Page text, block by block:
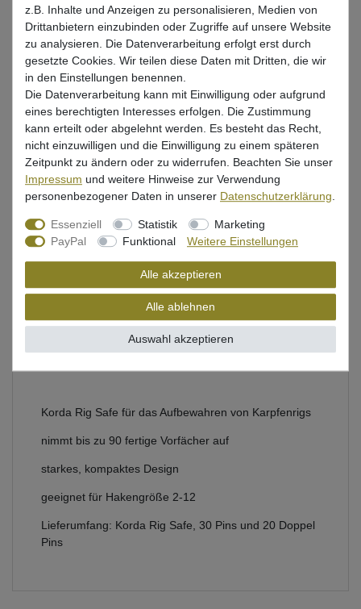
* inkl. ges. MwSt. zzgl.Versandkosten
Lieferzeit 1-3 Tage (Deutschland); 3-7 Tage (Ausland)
Informationen zur Berechnung des Liefertermins hier
Mehr als 5 Stück verfügbar
In den Warenkorb
Wunschliste
Produktsicherheit
Korda Rig Safe für das Aufbewahren von Karpfenrigs
nimmt bis zu 90 fertige Vorfächer auf
starkes, kompaktes Design
geeignet für Hakengröße 2-12
Lieferumfang: Korda Rig Safe, 30 Pins und 20 Doppel
Pins
z.B. Inhalte und Anzeigen zu personalisieren, Medien von
Drittanbietern einzubinden oder Zugriffe auf unsere Website
zu analysieren. Die Datenverarbeitung erfolgt erst durch
gesetzte Cookies. Wir teilen diese Daten mit Dritten, die wir
in den Einstellungen benennen.
Die Datenverarbeitung kann mit Einwilligung oder aufgrund
eines berechtigten Interesses erfolgen. Die Zustimmung
kann erteilt oder abgelehnt werden. Es besteht das Recht,
nicht einzuwilligen und die Einwilligung zu einem späteren
Zeitpunkt zu ändern oder zu widerrufen. Beachten Sie unser
Impressum und weitere Hinweise zur Verwendung
personenbezogener Daten in unserer Daten­schutz­erklärung
Essenziell Statistik
Marketing
PayPal
Funktional Weitere Einstellungen
Alle akzeptieren
Alle ablehnen
Auswahl akzeptieren